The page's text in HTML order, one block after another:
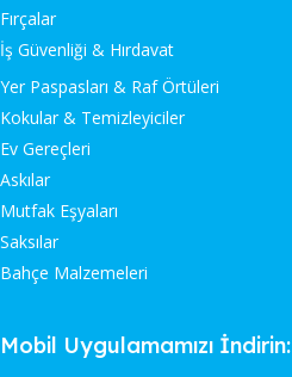
Fırçalar
İş Güvenliği & Hırdavat
Yer Paspasları & Raf Örtüleri
Kokular & Temizleyiciler
Ev Gereçleri
Askılar
Mutfak Eşyaları
Saksılar
Bahçe Malzemeleri
Mobil Uygulamamızı İndirin: